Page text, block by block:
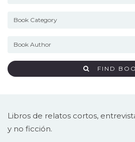
FIND
Libros de relatos cortos,
y no ficción.